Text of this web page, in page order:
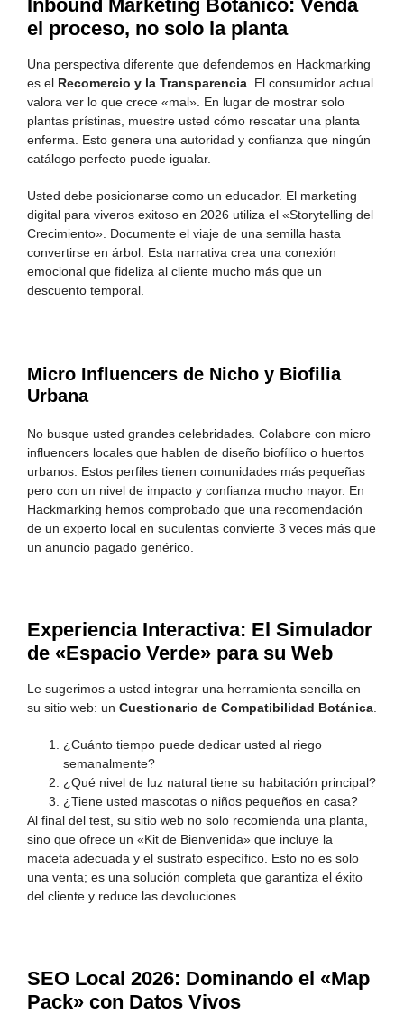
Inbound Marketing Botánico: Venda
el proceso, no solo la planta
Una perspectiva diferente que defendemos en Hackmarking
es el Recomercio y la Transparencia . El consumidor actual
valora ver lo que crece «mal». En lugar de mostrar solo
plantas prístinas, muestre usted cómo rescatar una planta
enferma. Esto genera una autoridad y confianza que ningún
catálogo perfecto puede igualar.
Usted debe posicionarse como un educador. El marketing
digital para viveros exitoso en 2026 utiliza el «Storytelling del
Crecimiento». Documente el viaje de una semilla hasta
convertirse en árbol. Esta narrativa crea una conexión
emocional que fideliza al cliente mucho más que un
descuento temporal.
Micro Influencers de Nicho y Biofilia
Urbana
No busque usted grandes celebridades. Colabore con micro
influencers locales que hablen de diseño biofílico o huertos
urbanos. Estos perfiles tienen comunidades más pequeñas
pero con un nivel de impacto y confianza mucho mayor. En
Hackmarking hemos comprobado que una recomendación
de un experto local en suculentas convierte 3 veces más que
un anuncio pagado genérico.
Experiencia Interactiva: El Simulador
de «Espacio Verde» para su Web
Le sugerimos a usted integrar una herramienta sencilla en
su sitio web: un Cuestionario de Compatibilidad Botánica
¿Cuánto tiempo puede dedicar usted al riego
semanalmente?
¿Qué nivel de luz natural tiene su habitación principal?
¿Tiene usted mascotas o niños pequeños en casa?
Al final del test, su sitio web no solo recomienda una planta,
sino que ofrece un «Kit de Bienvenida» que incluye la
maceta adecuada y el sustrato específico. Esto no es solo
una venta; es una solución completa que garantiza el éxito
del cliente y reduce las devoluciones.
SEO Local 2026: Dominando el «Map
Pack» con Datos Vivos